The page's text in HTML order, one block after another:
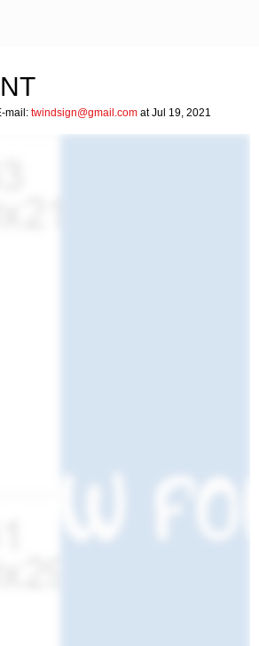
mail: twindsign@gmail.com at Jul 19, 2021